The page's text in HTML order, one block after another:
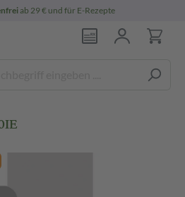
ab 29 € und für E-Rezepte